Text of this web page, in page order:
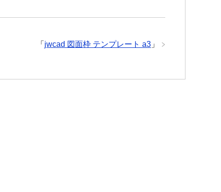
「 jwcad 図面枠 テンプレート a3 」